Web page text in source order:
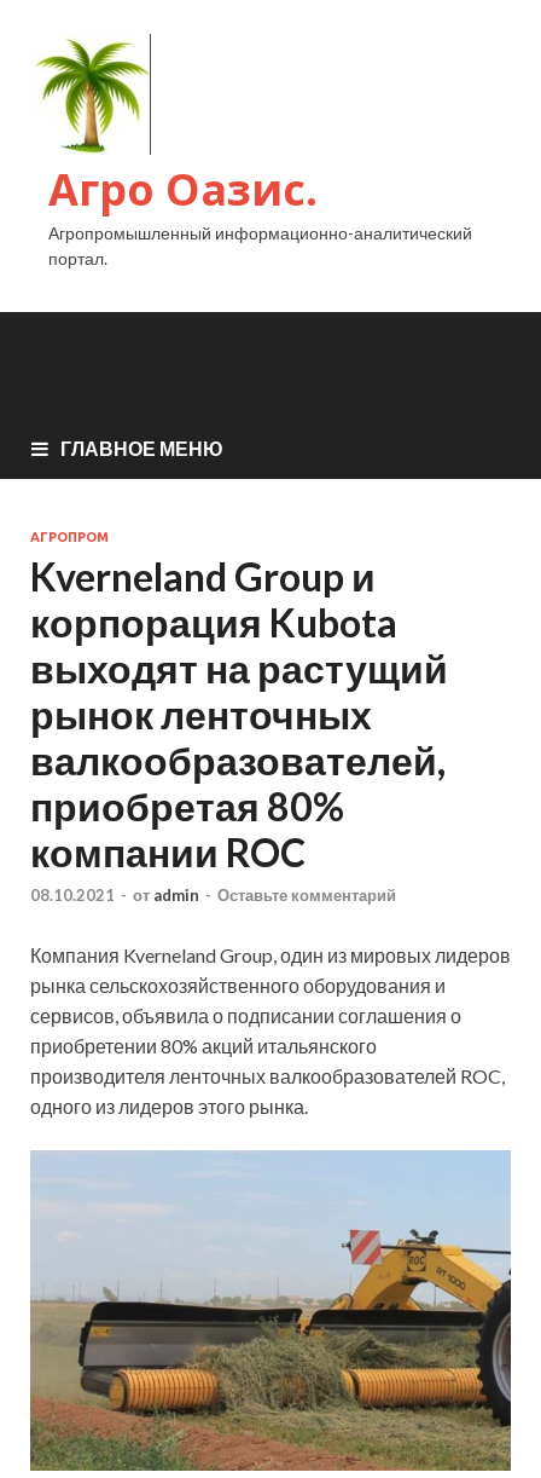
Агро Оазис.
Агропромышленный информационно-аналитический
портал.
ГЛАВНОЕ МЕНЮ
АГРОПРОМ
Kverneland Group и
корпорация Kubota
выходят на растущий
рынок ленточных
валкообразователей,
приобретая 80%
компании ROC
08.10.2021 - от admin - Оставьте комментарий
Компания Kverneland Group, один из мировых лидеров
рынка сельскохозяйственного оборудования и
сервисов, объявила о подписании соглашения о
приобретении 80% акций итальянского
производителя ленточных валкообразователей ROC,
одного из лидеров этого рынка.